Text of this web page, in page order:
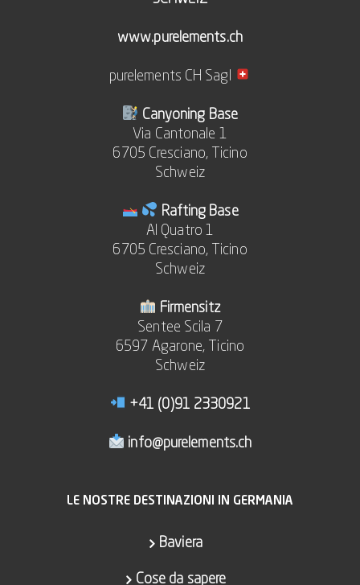
www.purelements.ch
purelements CH Sagl
Canyoning Base
Via Cantonale 1
6705 Cresciano, Ticino
Schweiz
Rafting Base
Al Quatro 1
6705 Cresciano, Ticino
Schweiz
Firmensitz
Sentee Scila 7
6597 Agarone, Ticino
Schweiz
+41 (0)91 2330921
info@purelements.ch
LE NOSTRE DESTINAZIONI IN GERMANIA
Baviera
Cose da sapere